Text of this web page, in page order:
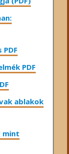
PDF
ablakok
mint